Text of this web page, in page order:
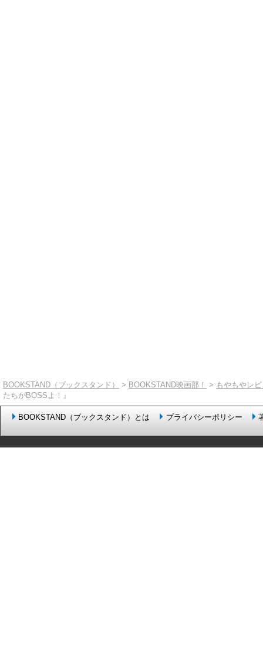
BOOKSTAND（ブックスタンド） > BOOKSTAND映画部！ > もやもやレ
たちがBOSSよ！』
BOOKSTAND（ブックスタンド）とは プライバシーポリシー